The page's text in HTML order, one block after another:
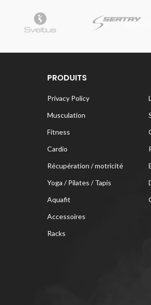
PRODUITS
Privacy Policy
Musculation
Fitness
Cardio
Récupération / motricité
Yoga / Pilates / Tapis
Aquafit
Accessoires
Racks